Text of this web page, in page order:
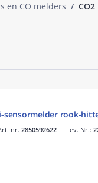
en CO melders
sensormelder rook-
nr. 2850592622 Lev. Nr.: